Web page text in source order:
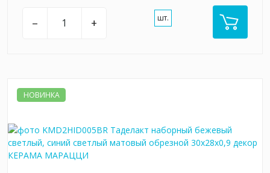
– + шт.
НОВИНКА